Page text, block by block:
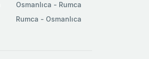
Osmanlıca - Rumca
Rumca - Osmanlıca